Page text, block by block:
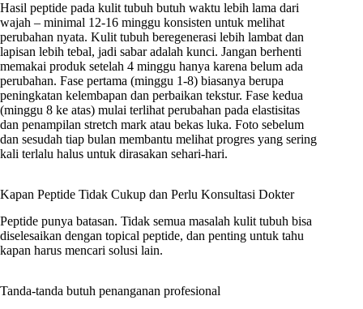
Hasil peptide pada kulit tubuh butuh waktu lebih lama dari
wajah – minimal 12-16 minggu konsisten untuk melihat
perubahan nyata. Kulit tubuh beregenerasi lebih lambat dan
lapisan lebih tebal, jadi sabar adalah kunci. Jangan berhenti
memakai produk setelah 4 minggu hanya karena belum ada
perubahan. Fase pertama (minggu 1-8) biasanya berupa
peningkatan kelembapan dan perbaikan tekstur. Fase kedua
(minggu 8 ke atas) mulai terlihat perubahan pada elastisitas
dan penampilan stretch mark atau bekas luka. Foto sebelum
dan sesudah tiap bulan membantu melihat progres yang sering
kali terlalu halus untuk dirasakan sehari-hari.
Kapan Peptide Tidak Cukup dan Perlu Konsultasi Dokter
Peptide punya batasan. Tidak semua masalah kulit tubuh bisa
diselesaikan dengan topical peptide, dan penting untuk tahu
kapan harus mencari solusi lain.
Tanda-tanda butuh penanganan profesional